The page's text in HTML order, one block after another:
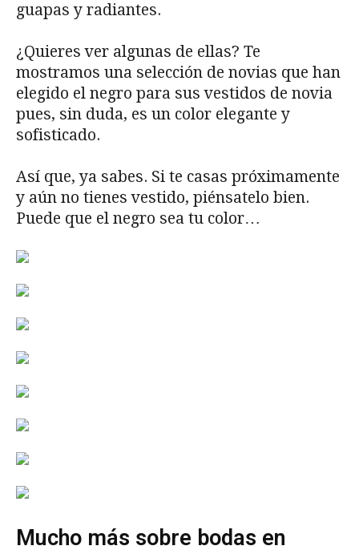
guapas y radiantes.
​¿Quieres ver algunas de ellas? Te
mostramos una selección de novias que han
elegido el negro para sus vestidos de novia
pues, sin duda, es un color elegante y
sofisticado.
Así que, ya sabes. Si te casas próximamente
y aún no tienes vestido, piénsatelo bien.
Puede que el negro sea tu color…
Mucho más sobre bodas en